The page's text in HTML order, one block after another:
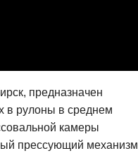
предназначен
в рулоны в среднем
камеры
прессующий механизм